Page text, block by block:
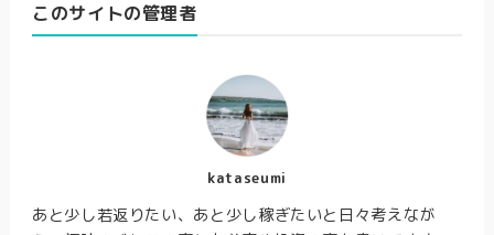
このサイトの管理者
kataseumi
あと少し若返りたい、あと少し稼ぎたいと日々考えなが